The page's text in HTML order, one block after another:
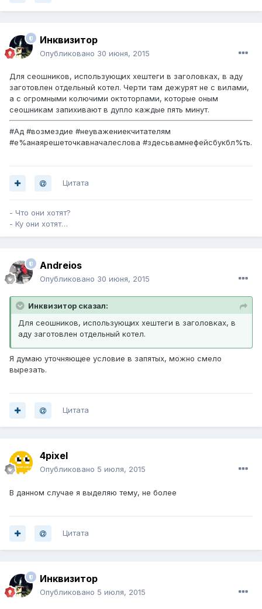
Инквизитор
Опубликовано 30 июня, 2015
Для сеошников, использующих хештеги в заголовках, в аду
заготовлен отдельный котел. Черти там дежурят не с вилами,
а с огромными колючими октоторпами, которые оным
сеошникам запихивают в дупло каждые пять минут.
#Ад #возмездие #неуважениекчитателям
#е%анаярешеточкавначалеслова #здесьвамнефейсбукбл%ть.
Цитата
- Что они хотят?
- Ку они хотят…
Andreios
Опубликовано 30 июня, 2015
Инквизитор сказал:
Для сеошников, использующих хештеги в заголовках, в
аду заготовлен отдельный котел.
Я думаю уточняющее условие в запятых, можно смело
вырезать.
Цитата
4pixel
Опубликовано 5 июля, 2015
В данном случае я выделяю тему, не более
Цитата
Инквизитор
Опубликовано 5 июля, 2015